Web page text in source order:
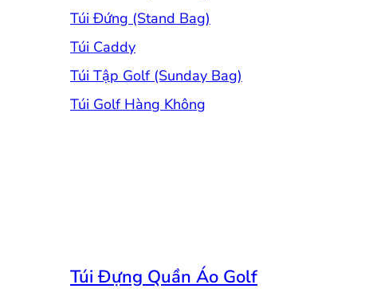
Túi Đứng (Stand Bag)
Túi Caddy
Túi Tập Golf (Sunday Bag)
Túi Golf Hàng Không
Túi Đựng Quần Áo Golf